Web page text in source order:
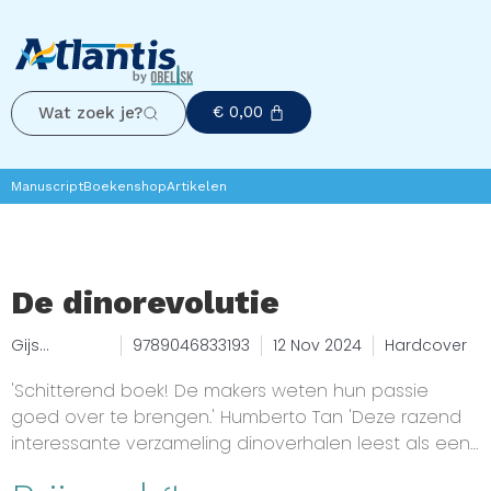
Wat zoek je? € 0,00
ManuscriptBoekenshopArtikelen
De dinorevolutie
Gijs
Maarten
van Rossem
9789046833193 12 Nov 2024 Hardcover
'Schitterend boek! De makers weten hun passie
goed over te brengen.' Humberto Tan 'Deze razend
interessante verzameling dinoverhalen leest als een